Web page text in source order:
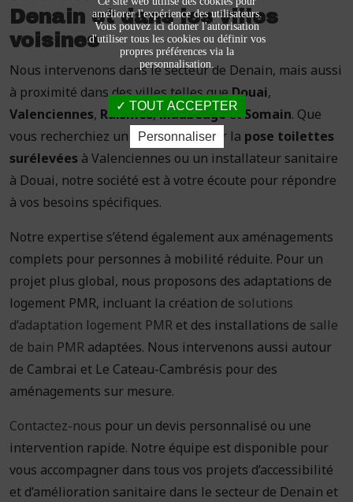
Denain et dans les villes
voisines
Nous intervenons dans le secteur de Denain, mais aussi
à proximité dans des villes telles queDouai,
Valenciennes, Raismes,MaubeugeetSomain. Que
vous recherchiez un spécialiste pour la pose toilettes
surélevées à Valenciennes ou un installateur sanitaire
à Douai, notre société est à votre écoute pour répondre
à vos besoins spécifiques.
Notre expertise s’étend également aux aménagements
complets pour personnes à mobilité réduite. Pour un
projet plus global, nous proposons des adaptations de
logement PMR, incluant la création de solutions
d’adaptation logement PMR et des installations de salle
de bain PMR adaptées. Nous intervenons aussi autour
de Cambrai et Le Cateau-Cambrésis pour des
aménagements sur mesure.
Contactez-nous pour un devis personnalisé ou une
intervention rapide. Notre équipe est disponible pour
vous accompagner dans tous vos projets d’accessibilité
et d’amélioration sanitaire dans le secteur de Denain et
améliorer l'expérience des utilisateurs.
Vous pouvez ici donner l'autorisation
d'utiliser tous les cookies ou définir vos
propres préférences via la
personnalisation.
TOUT ACCEPTER
Personnaliser